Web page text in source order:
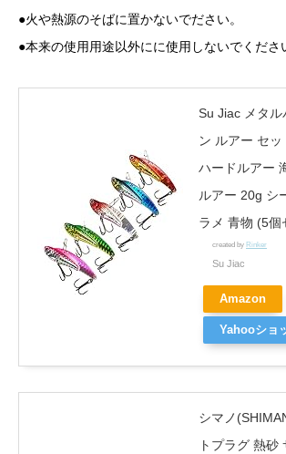
●火や熱源のそばに置かないでださい。
●本来の使用用途以外にに使用しないでくださ
Su Jiac メタル
ン ルアー セ
ハードルアー
ルアー 20g シ
ラメ 青物 (5個
created by Rinker
Su Jiac
Amazon
Yahooショ
シマノ
トプラグ 熱砂